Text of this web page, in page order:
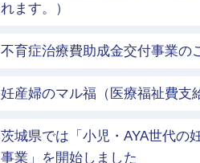
れます。）
不育症治療費助成金交付事業の
妊産婦のマル福（医療福祉費支
茨城県では「小児・AYA世代の
事業」を開始しました